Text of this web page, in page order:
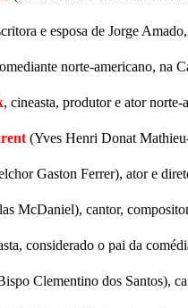
e esposa de Jorge
norte-americano, na
, cineasta, produtor e ator
(Yves Henri Donat
Gaston Ferrer), ator e
McDaniel), cantor,
considerado o pai da
Clementino dos Santos),